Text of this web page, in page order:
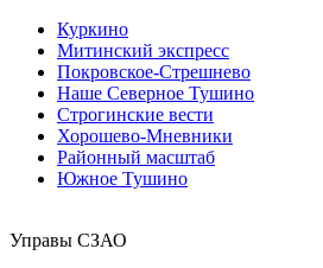
Куркино
Митинский экспресс
Покровское-Стрешнево
Наше Северное Тушино
Строгинские вести
Хорошево-Мневники
Районный масштаб
Южное Тушино
Управы СЗАО